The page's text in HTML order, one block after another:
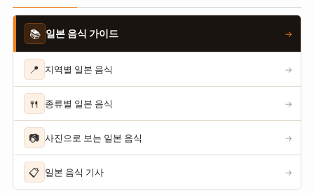
📚 일본 음식 가이드 →
📍 지역별 일본 음식 →
🍴 종류별 일본 음식 →
📷 사진으로 보는 일본 음식 →
📋 일본 음식 기사 →